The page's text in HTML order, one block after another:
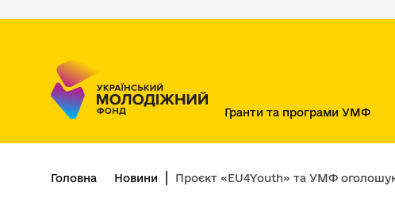
Перейти
основного
Гранти та програми УМФ
Головна Новини Проєкт «EU4Youth» та УМФ оголошують